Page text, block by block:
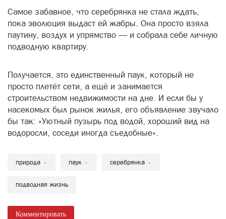
Самое забавное, что серебрянка не стала ждать,
пока эволюция выдаст ей жабры. Она просто взяла
паутину, воздух и упрямство — и собрала себе личную
подводную квартиру.
Получается, это единственный паук, который не
просто плетёт сети, а ещё и занимается
строительством недвижимости на дне. И если бы у
насекомых был рынок жилья, его объявление звучало
бы так: «Уютный пузырь под водой, хороший вид на
водоросли, соседи иногда съедобные».
природа паук серебрянка
подводная жизнь
Комментировать